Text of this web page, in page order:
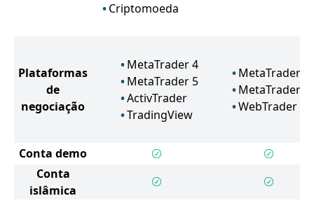
Criptomoeda
Plataformas
de
negociação
MetaTrader 4
MetaTrader 5
ActivTrader
TradingView
MetaTrader 4
MetaTrader 5
WebTrader
Conta demo
Conta
islâmica